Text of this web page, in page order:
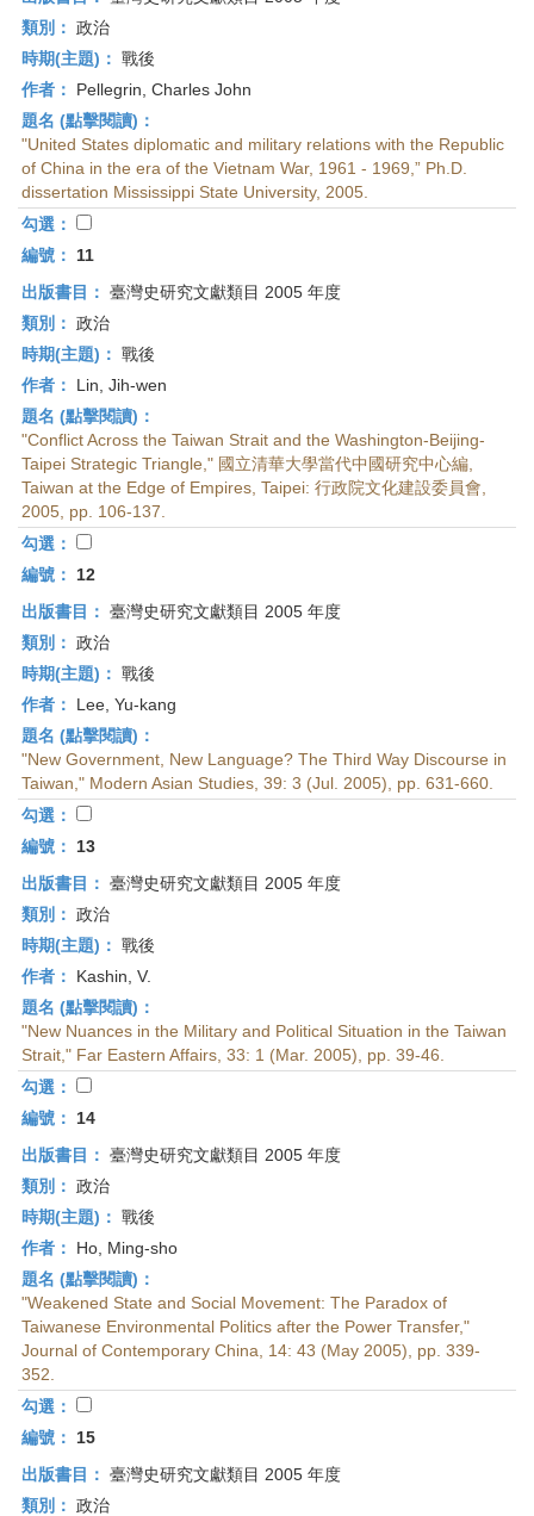
類別： 政治
時期(主題)： 戰後
作者：
Pellegrin, Charles John
題名 (點擊閱讀)：
"United States diplomatic and military relations with the Republic
of China in the era of the Vietnam War, 1961 - 1969,” Ph.D.
dissertation Mississippi State University, 2005.
勾選：
編號：
11
出版書目： 臺灣史研究文獻類目 2005 年度
類別： 政治
時期(主題)： 戰後
作者：
Lin, Jih-wen
題名 (點擊閱讀)：
"Conflict Across the Taiwan Strait and the Washington-Beijing-
Taipei Strategic Triangle," 國立清華大學當代中國研究中心編,
Taiwan at the Edge of Empires, Taipei: 行政院文化建設委員會,
2005, pp. 106-137.
勾選：
編號：
12
出版書目： 臺灣史研究文獻類目 2005 年度
類別： 政治
時期(主題)： 戰後
作者：
Lee, Yu-kang
題名 (點擊閱讀)：
"New Government, New Language? The Third Way Discourse in
Taiwan," Modern Asian Studies, 39: 3 (Jul. 2005), pp. 631-660.
勾選：
編號：
13
出版書目： 臺灣史研究文獻類目 2005 年度
類別： 政治
時期(主題)： 戰後
作者：
Kashin, V.
題名 (點擊閱讀)：
"New Nuances in the Military and Political Situation in the Taiwan
Strait," Far Eastern Affairs, 33: 1 (Mar. 2005), pp. 39-46.
勾選：
編號：
14
出版書目： 臺灣史研究文獻類目 2005 年度
類別： 政治
時期(主題)： 戰後
作者：
Ho, Ming-sho
題名 (點擊閱讀)：
"Weakened State and Social Movement: The Paradox of
Taiwanese Environmental Politics after the Power Transfer,"
Journal of Contemporary China, 14: 43 (May 2005), pp. 339-
352.
勾選：
編號：
15
出版書目： 臺灣史研究文獻類目 2005 年度
類別： 政治